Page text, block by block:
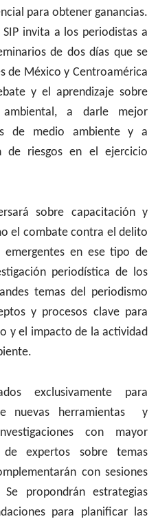
para obtener ganancias.
invita a los periodistas a
de dos días que se
de México y Centroamérica
y el aprendizaje sobre
ambiental, a darle mejor
de medio ambiente y a
de riesgos en el ejercicio
sobre capacitación y
el combate contra el delito
en ese tipo de
periodística de los
temas del periodismo
y procesos clave para
y el impacto de la actividad
exclusivamente para
nuevas herramientas y
con mayor
de expertos sobre temas
con sesiones
propondrán estrategias
para planificar las